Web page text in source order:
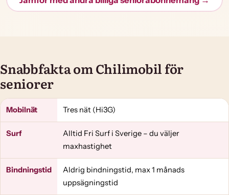
Snabbfakta om Chilimobil för
seniorer
Mobilnät Tres nät (Hi3G)
Surf
Alltid Fri Surf i Sverige – du väljer
maxhastighet
Bindningstid
Aldrig bindningstid, max 1 månads
uppsägningstid